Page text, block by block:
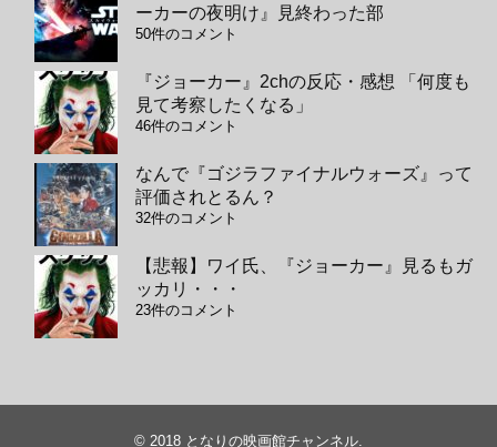
ーカーの夜明け』見終わった部
50件のコメント
『ジョーカー』2chの反応・感想 「何度も
見て考察したくなる」
46件のコメント
なんで『ゴジラファイナルウォーズ』って
評価されとるん？
32件のコメント
【悲報】ワイ氏、『ジョーカー』見るもガ
ッカリ・・・
23件のコメント
© 2018 となりの映画館チャンネル